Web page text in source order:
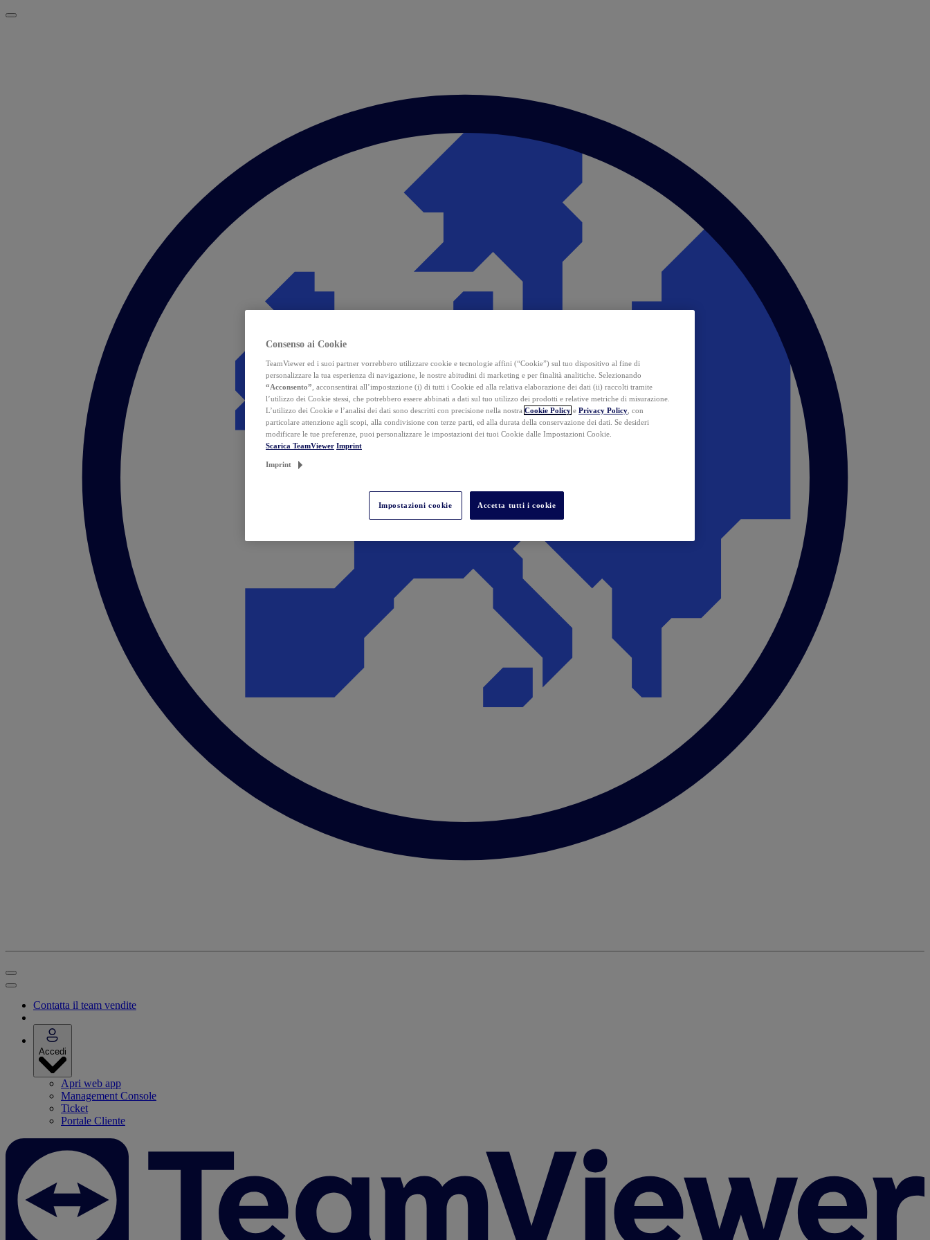
Contatta il team vendite
Accedi
Apri web app
Management Console
Ticket
Portale Cliente
Consenso ai Cookie
TeamViewer ed i suoi partner vorrebbero utilizzare cookie e tecnologie affini (“Cookie”) sul tuo dispositivo al fine di
personalizzare la tua esperienza di navigazione, le nostre abitudini di marketing e per finalità analitiche. Selezionando
“Acconsento” , acconsentirai all’impostazione (i) di tutti i Cookie ed alla relativa elaborazione dei dati (ii) raccolti tramite
l’utilizzo dei Cookie stessi, che potrebbero essere abbinati a dati sul tuo utilizzo dei prodotti e relative metriche di misurazione.
L’utilizzo dei Cookie e l’analisi dei dati sono descritti con precisione nella nostra Cookie Policy e Privacy Policy , con
particolare attenzione agli scopi, alla condivisione con terze parti, ed alla durata della conservazione dei dati. Se desideri
modificare le tue preferenze, puoi personalizzare le impostazioni dei tuoi Cookie dalle Impostazioni Cookie.
Scarica TeamViewer Imprint
Imprint
Impostazioni cookie Accetta tutti i cookie